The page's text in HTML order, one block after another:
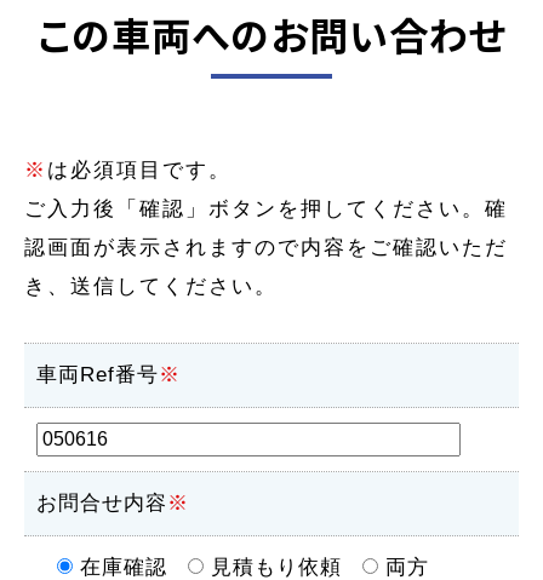
この車両へのお問い合わせ
※ は必須項目です。
ご入力後「確認」ボタンを押してください。確
認画面が表示されますので内容をご確認いただ
き、送信してください。
車両Ref番号※
お問合せ内容 ※
在庫確認 見積もり依頼 両方